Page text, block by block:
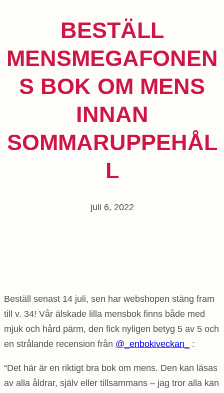
BESTÄLL
MENSMEGAFONEN
S BOK OM MENS
INNAN
SOMMARUPPEHÅL
L
juli 6, 2022
Beställ senast 14 juli, sen har webshopen stäng fram
till v. 34! Vår älskade lilla mensbok finns både med
mjuk och hård pärm, den fick nyligen betyg 5 av 5 och
en strålande recension från @_enbokiveckan_ :
“Det här är en riktigt bra bok om mens. Den kan läsas
av alla åldrar, själv eller tillsammans – jag tror alla kan